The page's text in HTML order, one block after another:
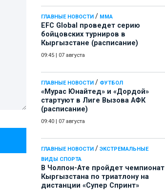
ГЛАВНЫЕ НОВОСТИ / ММА
EFC Global проведет серию
бойцовских турниров в
Кыргызстане (расписание)
09:45 07 августа
ГЛАВНЫЕ НОВОСТИ / ФУТБОЛ
«Мурас Юнайтед» и «Дордой»
стартуют в Лиге Вызова АФК
(расписание)
09:40 07 августа
ГЛАВНЫЕ НОВОСТИ / ЭКСТРЕМАЛЬНЫЕ
ВИДЫ СПОРТА
В Чолпон-Ате пройдет чемпионат
Кыргызстана по триатлону на
дистанции «Супер Спринт»